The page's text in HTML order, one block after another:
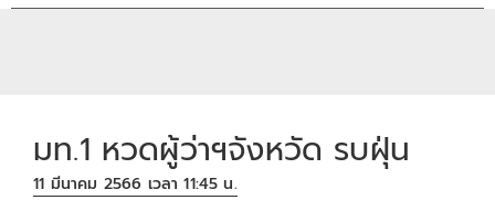
มท.1 หวดผู้ว่าฯจังหวัด รบฝุ่น
11 มีนาคม 2566 เวลา 11:45 น.